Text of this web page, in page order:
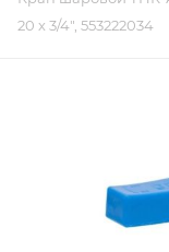
20 х 3/4", 553222034